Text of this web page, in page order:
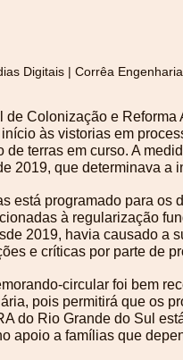
Digitais | Corrêa Engenharia
de Colonização e
às vistorias em
de terras em curso. A
2019, que determinava a
está programado para os
à regularização
2019, havia causado a
e críticas por parte de
circular foi bem
pois permitirá que os
do Rio Grande do Sul
apoio a famílias que